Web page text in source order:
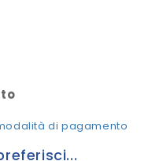
di pagamento